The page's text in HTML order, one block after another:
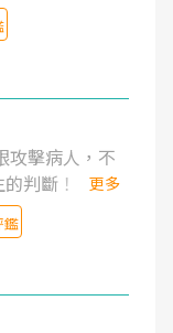
攻擊病人，不
判斷！
更多
鑑